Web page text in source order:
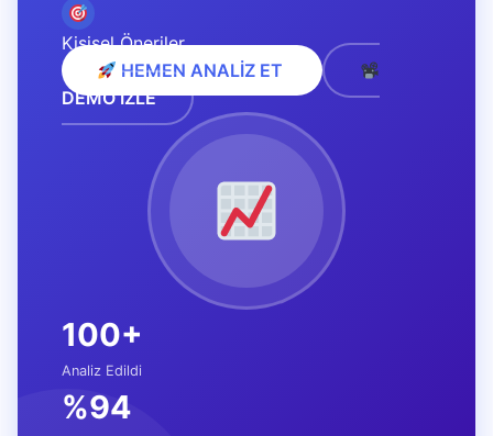
Kişisel Öneriler
HEMEN ANALİZ ET
DEMO İZLE
100+
Analiz Edildi
%94